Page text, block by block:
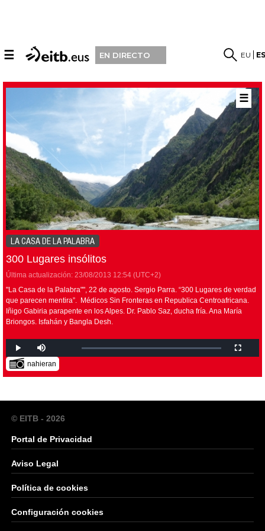
☰ EN DIRECTO EU
☰
LA CASA DE LA PALABRA
300 Lugares insólitos
Última actualización: 23/08/2013 12:54 (UTC+2)
"La Casa de la Palabra"", 22 de agosto. Sergio Parra. “300 Lugares de verdad
que parecen mentira”. Médicos Sin Fronteras en Republica Centroafricana.
Iñigo Gabiria parapente en los Alpes. Dr. Pablo Saz, ducha fría. Ana María
Briongos. Isfahán y Bangla Desh.
nahieran
© EITB - 2026
Portal de Privacidad
Aviso Legal
Política de cookies
Configuración cookies